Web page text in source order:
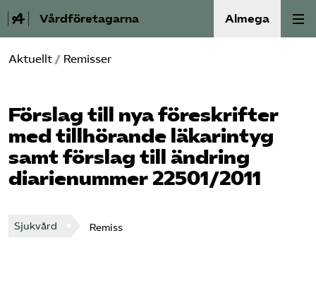
Vårdföretagarna Almega
Välfärdskriminalitet
Valmanifest
Medlemskap
Aktiviteter
Aktuellt / Remisser
Förslag till nya föreskrifter
med tillhörande läkarintyg
samt förslag till ändring
diarienummer 22501/2011
Sjukvård Remiss